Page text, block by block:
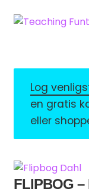
Spring
Spring
GRATISMATERIALE
BUTIK
LICENSER
Log
en gratis
eller
FLIPBOG –